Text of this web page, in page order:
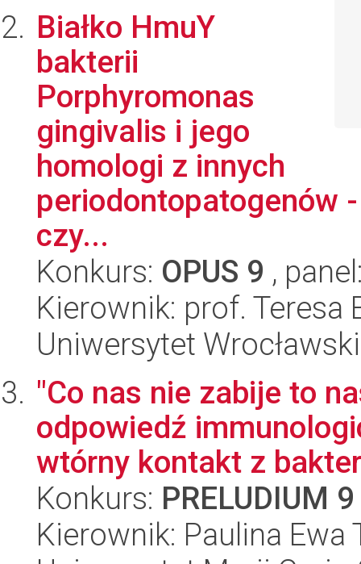
Białko HmuY
bakterii
Porphyromonas
gingivalis i jego
homologi z innych
periodontopatogenów
czy...
Konkurs: OPUS 9 ,
Kierownik: prof. Teresa
Uniwersytet
"Co nas nie zabije to
odpowiedź
wtórny kontakt z
Konkurs: PRELUDIUM 9
Kierownik: Paulina Ewa